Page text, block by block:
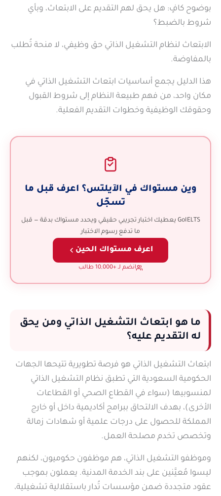
ما هو ابتعاث وزارة الصحة لموظفي التشغيل الذاتي؟
الخارجي؟
هل ابتعاث التشغيل الذاتي مختلف عن ابتعاث الخدمة
الأسئلة الشائعة
بوضوح كافٍ: هل يحق لهم التقديم على الابتعاث، وبأي
شروط بالضبط؟
الابتعاث لنظام التشغيل الذاتي حق وظيفي، لا منحة تُطلب
بالمفاوضة.
هذا الدليل يجمع أساسيات ابتعاث التشغيل الذاتي في
مكان واحد، من فهم طبيعة النظام إلى شروط القبول
وحقوقك الوظيفية وخطوات التقديم الفعلية.
وين مستواك في الآيلتس؟ اعرف قبل ما
تسجّل
GoIELTS يعطيك اختبار تجريبي حقيقي ويحدد مستواك بدقة — قبل
ما تدفع رسوم الاختبار
اعرف مستواك الحين
انضم لـ +10,000 طالب
ما هو ابتعاث التشغيل الذاتي ومن يحق
له التقديم عليه؟
ابتعاث التشغيل الذاتي هو فرصة تطويرية تتيحها الجهات
الحكومية السعودية التي تطبق نظام التشغيل الذاتي
لمنسوبيها (سواء في القطاع الصحي أو القطاعات
الأخرى)، بهدف الالتحاق ببرامج أكاديمية داخل أو خارج
المملكة للحصول على درجات علمية أو شهادات زمالة
وتخصص تخدم مصلحة العمل.
وموظفو التشغيل الذاتي، هم موظفون حكوميون، لكنهم
ليسوا مُعيَّنين على بند الخدمة المدنية. يعملون بموجب
عقود متجددة ضمن مؤسسات تُدار باستقلالية تشغيلية،